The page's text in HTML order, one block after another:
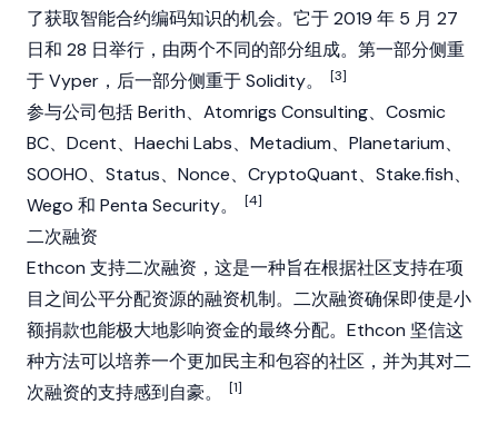
了获取智能合约编码知识的机会。它于 2019 年 5 月 27
日和 28 日举行，由两个不同的部分组成。第一部分侧重
于 Vyper，后一部分侧重于 Solidity。
[3]
参与公司包括 Berith、Atomrigs Consulting、Cosmic
BC、Dcent、Haechi Labs、Metadium、Planetarium、
SOOHO、Status、Nonce、CryptoQuant、Stake.fish、
Wego 和 Penta Security。
[4]
二次融资
Ethcon 支持二次融资，这是一种旨在根据社区支持在项
目之间公平分配资源的融资机制。二次融资确保即使是小
额捐款也能极大地影响资金的最终分配。Ethcon 坚信这
种方法可以培养一个更加民主和包容的社区，并为其对二
次融资的支持感到自豪。
[1]